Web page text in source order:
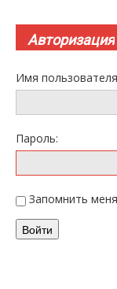
Авторизация
Имя
Пароль:
Запомнить меня
Войти